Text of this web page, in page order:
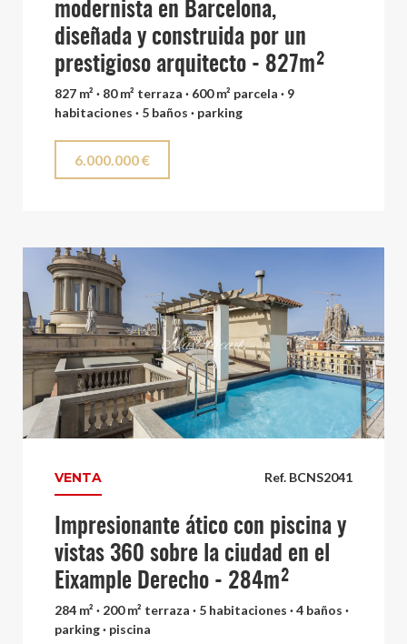
modernista en Barcelona,
diseñada y construida por un
prestigioso arquitecto - 827m²
827 m² · 80 m² terraza · 600 m² parcela · 9
habitaciones · 5 baños · parking
6.000.000 €
Ref. BCNS2041
VENTA
Impresionante ático con piscina y
vistas 360 sobre la ciudad en el
Eixample Derecho - 284m²
284 m² · 200 m² terraza · 5 habitaciones · 4 baños ·
parking · piscina